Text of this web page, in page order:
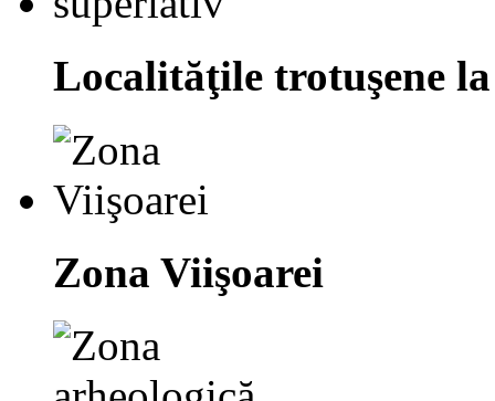
Localităţile trotuşene
Zona Viişoarei